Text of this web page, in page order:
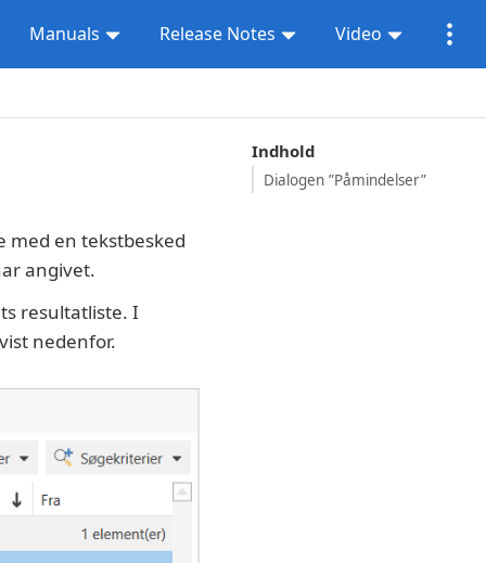
Manuals Release Notes Video
Indhold
Dialogen ”Påmindelser”
med en tekstbesked
angivet.
resultatliste. I
nedenfor.